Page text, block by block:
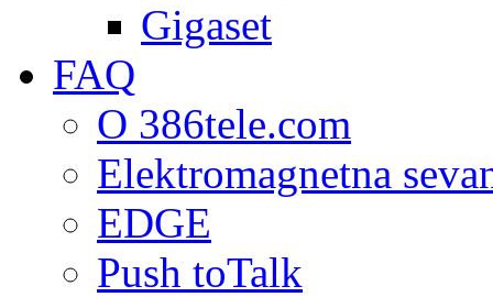
Gigaset
FAQ
O 386tele.com
Elektromagnetna
EDGE
Push toTalk